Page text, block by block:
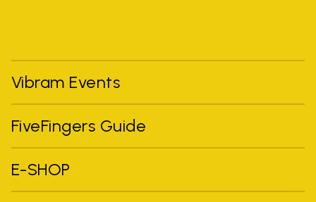
Vibram Events
FiveFingers Guide
E-SHOP